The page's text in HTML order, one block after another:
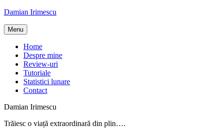
Skip
content
Damian Irimescu
Menu
Home
Despre mine
Review-uri
Tutoriale
Statistici lunare
Contact
Damian Irimescu
Trăiesc o viață extraordinară din plin….